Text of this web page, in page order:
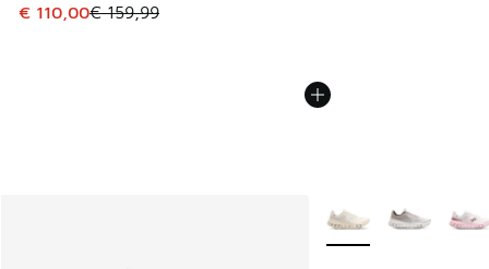
Dit artikel is in de uitverkoop. Dit artikel is in de
€ 110,00€ 159,99
Meer kleuren